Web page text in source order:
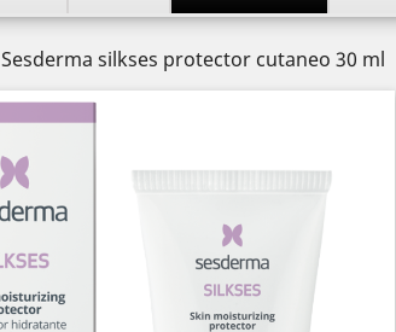
Sesderma silkses protector cutaneo 30 ml